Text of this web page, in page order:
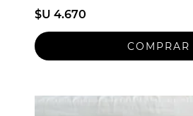
$U 4.670